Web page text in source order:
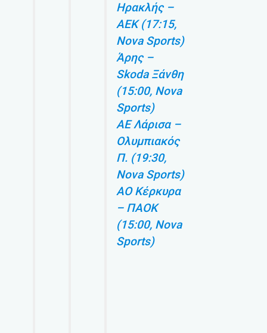
Ηρακλής –
ΑΕΚ (17:15,
Nova Sports)
Άρης –
Skoda Ξάνθη
(15:00, Nova
Sports)
ΑΕ Λάρισα –
Ολυμπιακός
Π. (19:30,
Nova Sports)
ΑΟ Κέρκυρα
– ΠΑΟΚ
(15:00, Nova
Sports)